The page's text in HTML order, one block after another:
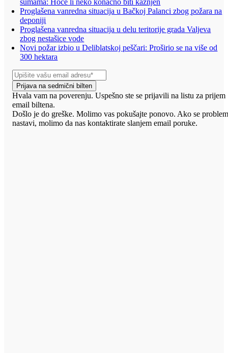
šumama: Hoće li neko konačno biti kažnjen
Proglašena vanredna situacija u Bačkoj Palanci zbog požara na
deponiji
Proglašena vanredna situacija u delu teritorije grada Valjeva
zbog nestašice vode
Novi požar izbio u Deliblatskoj peščari: Proširio se na više od
300 hektara
Prijava na sedmični bilten
Hvala vam na poverenju. Uspešno ste se prijavili na listu za prijem
email biltena.
Došlo je do greške. Molimo vas pokušajte ponovo. Ako se
nastavi, molimo da nas kontaktirate slanjem email poruke.